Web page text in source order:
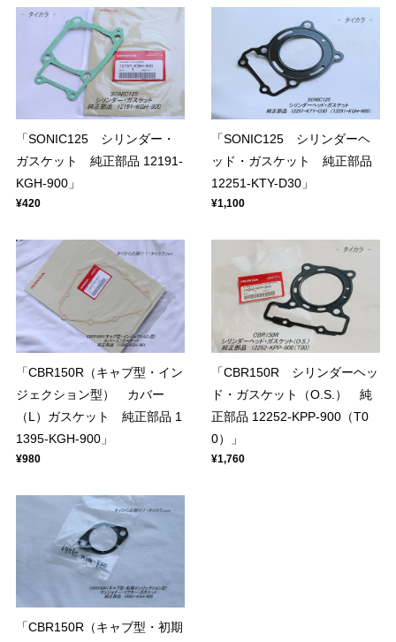
「SONIC125 シリンダー・
ガスケット 純正部品 12191-
KGH-900」
¥420
「SONIC125 シリンダーヘ
ッド・ガスケット 純正部品
12251-KTY-D30」
¥1,100
「CBR150R（キャブ型・イン
ジェクション型） カバー
（L）ガスケット 純正部品 1
1395-KGH-900」
¥980
「CBR150R シリンダーヘッ
ド・ガスケット（O.S.） 純
正部品 12252-KPP-900（T0
0）」
¥1,760
「CBR150R（キャブ型・初期